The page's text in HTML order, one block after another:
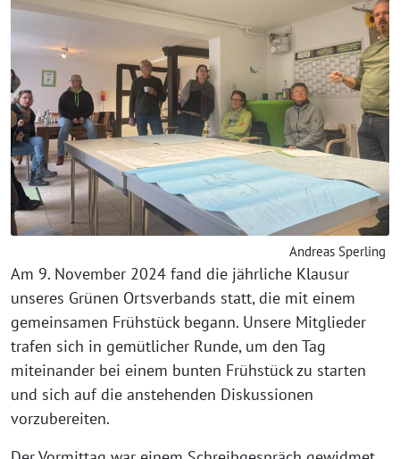
Andreas Sperling
Am 9. November 2024 fand die jährliche Klausur
unseres Grünen Ortsverbands statt, die mit einem
gemeinsamen Frühstück begann. Unsere Mitglieder
trafen sich in gemütlicher Runde, um den Tag
miteinander bei einem bunten Frühstück zu starten
und sich auf die anstehenden Diskussionen
vorzubereiten.